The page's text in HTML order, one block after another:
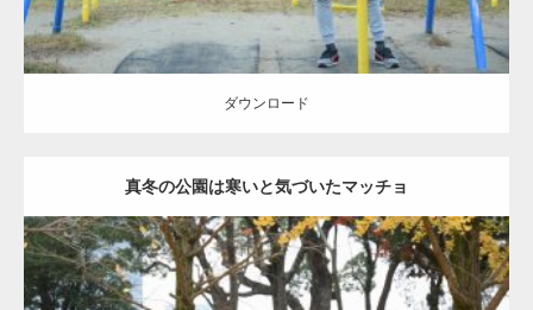
ダウンロード
真冬の公園は寒いと気づいたマッチョ